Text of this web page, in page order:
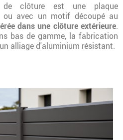
de clôture est une plaque
ou avec un motif découpé au
dans une clôture extérieure.
bas de gamme, la fabrication
alliage d'aluminium résistant.